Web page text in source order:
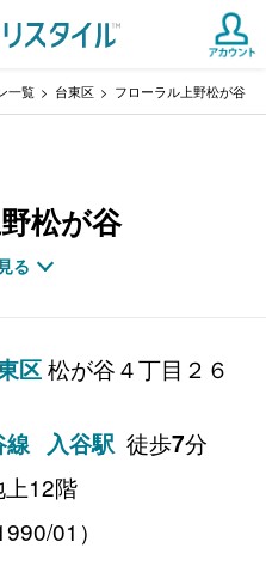
一覧 台東区 フローラル上野松が谷
松が谷
る
区松が谷４丁目２６
線 入谷駅 徒歩7分
12階
01）